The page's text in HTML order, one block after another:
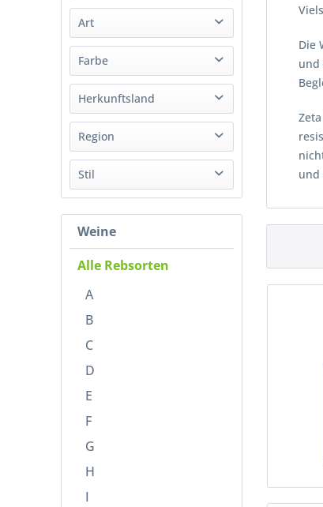
von27,99 €bis122,99 €
Art
Wein
Farbe
Weiß
Herkunftsland
Ungarn
Region
Stil
Süß
Weine
Alle Rebsorten
A
B
C
D
E
F
G
H
I
Die
und
und